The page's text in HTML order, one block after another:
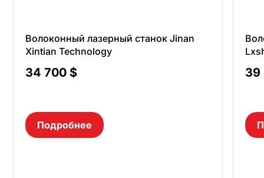
Волоконный лазерный станок Jinan
Xintian Technology
34 700 $
Подробнее